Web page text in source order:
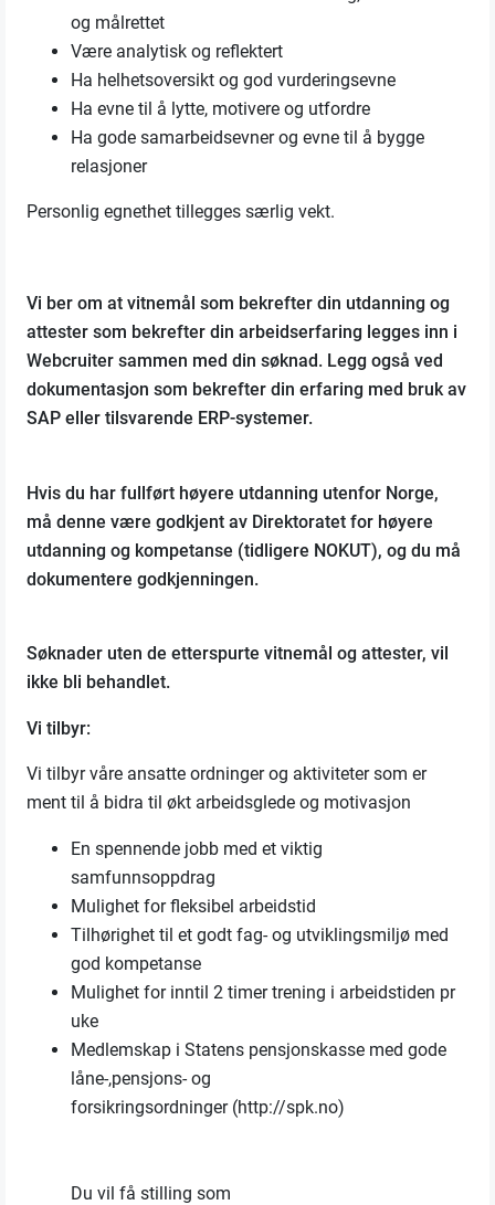
og målrettet
Være analytisk og reflektert
Ha helhetsoversikt og god vurderingsevne
Ha evne til å lytte, motivere og utfordre
Ha gode samarbeidsevner og evne til å bygge
relasjoner
Personlig egnethet tillegges særlig vekt.
Vi ber om at vitnemål som bekrefter din utdanning og
attester som bekrefter din arbeidserfaring legges inn i
Webcruiter sammen med din søknad. Legg også ved
dokumentasjon som bekrefter din erfaring med bruk av
SAP eller tilsvarende ERP-systemer.
Hvis du har fullført høyere utdanning utenfor Norge,
må denne være godkjent av Direktoratet for høyere
utdanning og kompetanse (tidligere NOKUT), og du må
dokumentere godkjenningen.
Søknader uten de etterspurte vitnemål og attester, vil
ikke bli behandlet.
Vi tilbyr:
Vi tilbyr våre ansatte ordninger og aktiviteter som er
ment til å bidra til økt arbeidsglede og motivasjon
En spennende jobb med et viktig
samfunnsoppdrag
Mulighet for fleksibel arbeidstid
Tilhørighet til et godt fag- og utviklingsmiljø med
god kompetanse
Mulighet for inntil 2 timer trening i arbeidstiden pr
uke
Medlemskap i Statens pensjonskasse med gode
låne-,pensjons- og
forsikringsordninger (http://spk.no)
Du vil få stilling som